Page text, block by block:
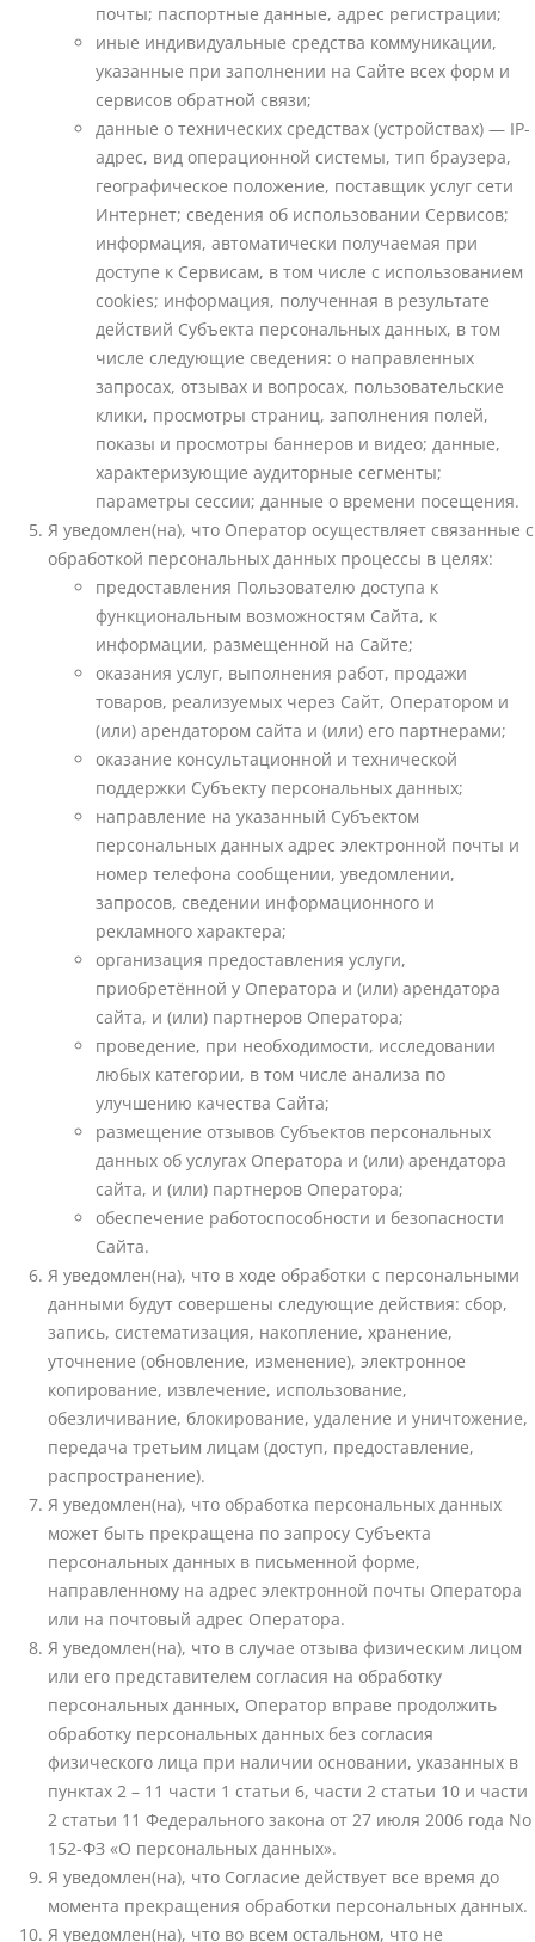
почты; паспортные данные, адрес регистрации;
иные индивидуальные средства коммуникации,
указанные при заполнении на Сайте всех форм и
сервисов обратной связи;
данные о технических средствах (устройствах) — IP-
адрес, вид операционной системы, тип браузера,
географическое положение, поставщик услуг сети
Интернет; сведения об использовании Сервисов;
информация, автоматически получаемая при
доступе к Сервисам, в том числе с использованием
cookies; информация, полученная в результате
действий Субъекта персональных данных, в том
числе следующие сведения: о направленных
запросах, отзывах и вопросах, пользовательские
клики, просмотры страниц, заполнения полей,
показы и просмотры баннеров и видео; данные,
характеризующие аудиторные сегменты;
параметры сессии; данные о времени посещения.
Я уведомлен(на), что Оператор осуществляет связанные с
обработкой персональных данных процессы в целях:
предоставления Пользователю доступа к
функциональным возможностям Сайта, к
информации, размещенной на Сайте;
оказания услуг, выполнения работ, продажи
товаров, реализуемых через Сайт, Оператором и
(или) арендатором сайта и (или) его партнерами;
оказание консультационной и технической
поддержки Субъекту персональных данных;
направление на указанный Субъектом
персональных данных адрес электронной почты и
номер телефона сообщении, уведомлении,
запросов, сведении информационного и
рекламного характера;
организация предоставления услуги,
приобретённой у Оператора и (или) арендатора
сайта, и (или) партнеров Оператора;
проведение, при необходимости, исследовании
любых категории, в том числе анализа по
улучшению качества Сайта;
размещение отзывов Субъектов персональных
данных об услугах Оператора и (или) арендатора
сайта, и (или) партнеров Оператора;
обеспечение работоспособности и безопасности
Сайта.
Я уведомлен(на), что в ходе обработки с персональными
данными будут совершены следующие действия: сбор,
запись, систематизация, накопление, хранение,
уточнение (обновление, изменение), электронное
копирование, извлечение, использование,
обезличивание, блокирование, удаление и уничтожение,
передача третьим лицам (доступ, предоставление,
распространение).
Я уведомлен(на), что обработка персональных данных
может быть прекращена по запросу Субъекта
персональных данных в письменной форме,
направленному на адрес электронной почты Оператора
или на почтовый адрес Оператора.
Я уведомлен(на), что в случае отзыва физическим лицом
или его представителем согласия на обработку
персональных данных, Оператор вправе продолжить
обработку персональных данных без согласия
физического лица при наличии основании, указанных в
пунктах 2 – 11 части 1 статьи 6, части 2 статьи 10 и части
2 статьи 11 Федерального закона от 27 июля 2006 года No
152-ФЗ «О персональных данных».
Я уведомлен(на), что Согласие действует все время до
момента прекращения обработки персональных данных.
Я уведомлен(на), что во всем остальном, что не